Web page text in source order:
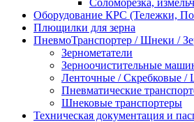
Оборудование КРС (Тележки,
Плющилки для зерна
ПневмоТранспортер / Шнеки /
Зернометатели
Зерноочистительные
Ленточные / Скребковые /
Пневматические
Шнековые транспортеры
Техническая документация и